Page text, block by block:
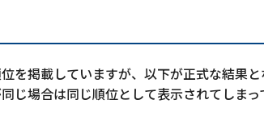
を掲載していますが、以下が正式な結果と
じ場合は同じ順位として表示されてしまっ